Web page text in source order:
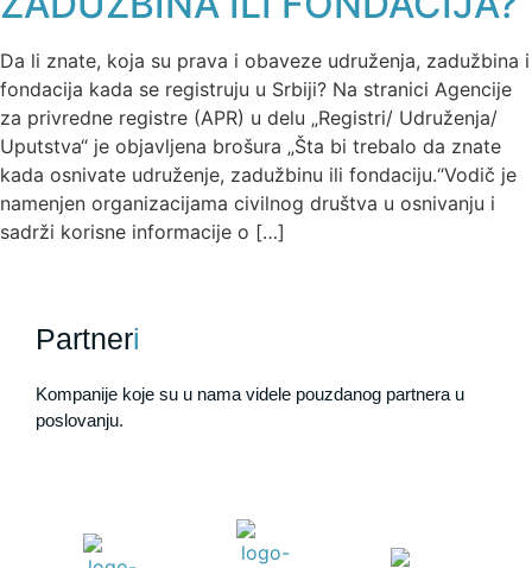
Da li znate, koja su prava i obaveze udruženja, zadužbina i
fondacija kada se registruju u Srbiji? Na stranici Agencije
za privredne registre (APR) u delu „Registri/ Udruženja/
Uputstva“ je objavljena brošura „Šta bi trebalo da znate
kada osnivate udruženje, zadužbinu ili fondaciju.“Vodič je
namenjen organizacijama civilnog društva u osnivanju i
sadrži korisne informacije o […]
Partneri
Kompanije koje su u nama videle pouzdanog partnera u
poslovanju.